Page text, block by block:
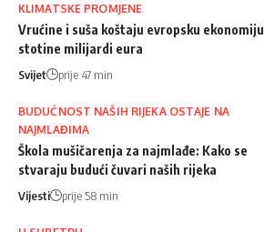
KLIMATSKE PROMJENE
Vrućine i suša koštaju evropsku ekonomiju
stotine milijardi eura
Svijet prije 47 min
BUDUĆNOST NAŠIH RIJEKA OSTAJE NA
NAJMLAĐIMA
Škola mušičarenja za najmlađe: Kako se
stvaraju budući čuvari naših rijeka
Vijesti prije 58 min